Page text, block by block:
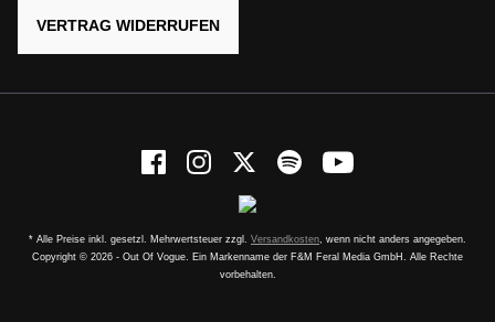
VERTRAG WIDERRUFEN
* Alle Preise inkl. gesetzl. Mehrwertsteuer zzgl. Versandkosten, wenn nicht anders angegeben.
Copyright © 2026 - Out Of Vogue. Ein Markenname der F&M Feral Media GmbH. Alle Rechte
vorbehalten.